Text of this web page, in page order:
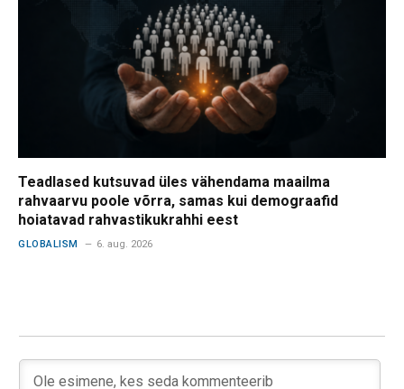
Teadlased kutsuvad üles vähendama maailma
rahvaarvu poole võrra, samas kui demograafid
hoiatavad rahvastikukrahhi eest
GLOBALISM 6. aug. 2026